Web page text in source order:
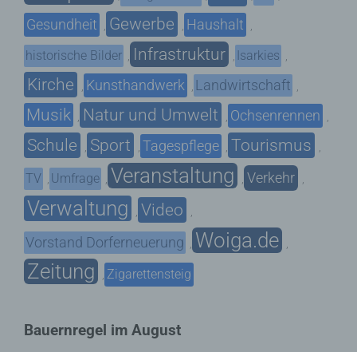
Gesundheit , Gewerbe , Haushalt ,
historische Bilder , Infrastruktur , Isarkies ,
Kirche , Kunsthandwerk , Landwirtschaft ,
Musik , Natur und Umwelt , Ochsenrennen ,
Schule , Sport , Tagespflege , Tourismus ,
TV , Umfrage , Veranstaltung , Verkehr ,
Verwaltung , Video ,
Vorstand Dorferneuerung , Woiga.de ,
Zeitung , Zigarettensteig
Bauernregel im August